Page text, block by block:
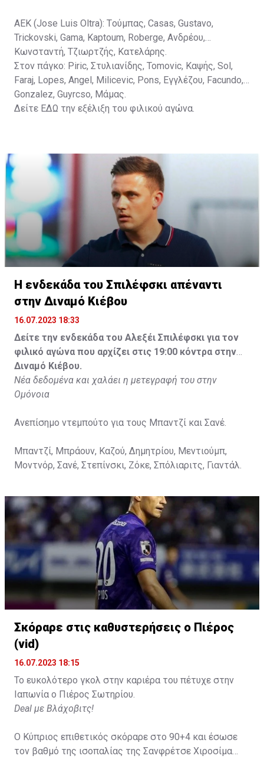
ΑΕΚ (Jose Luis Oltra): Tούμπας, Casas, Gustavo,
Trickovski, Gama, Κaptoum, Roberge, Aνδρέου,
Κωνσταντή, Τζιωρτζής, Κατελάρης.
Στον πάγκο: Piric, Στυλιανίδης, Tomovic, Καψής, Sol,
Faraj, Lopes, Angel, Milicevic, Pons, Εγγλέζου, Facundo,
Gonzalez, Guyrcso, Μάμας.
Δείτε ΕΔΩ την εξέλιξη του φιλικού αγώνα.
Η ενδεκάδα του Σπιλέφσκι απέναντι
στην Διναμό Κιέβου
16.07.2023 18:33
Δείτε την ενδεκάδα του Αλεξέι Σπιλέφσκι για τον
φιλικό αγώνα που αρχίζει στις 19:00 κόντρα στην
Διναμό Κιέβου.
Νέα δεδομένα και χαλάει η μετεγραφή του στην
Ομόνοια
Ανεπίσημο ντεμπούτο για τους Μπαντζί και Σανέ.
Μπαντζί, Μπράουν, Καζού, Δημητρίου, Μεντιούμπ,
Μοντνόρ, Σανέ, Στεπίνσκι, Ζόκε, Σπόλιαριτς, Γιαντάλ.
Σκόραρε στις καθυστερήσεις ο Πιέρος
(vid)
16.07.2023 18:15
Το ευκολότερο γκολ στην καριέρα του πέτυχε στην
Ιαπωνία ο Πιέρος Σωτηρίου.
Deal με Βλάχοβιτς!
Ο Κύπριος επιθετικός σκόραρε στο 90+4 και έσωσε
τον βαθμό της ισοπαλίας της Σανφρέτσε Χιροσίμα